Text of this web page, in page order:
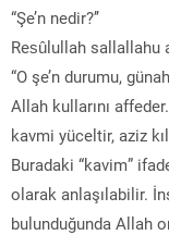
“Şe’n nedir?’’
Resûlullah sallallahu
“O şe’n durumu,
Allah kullarını affeder.
kavmi yüceltir, aziz
Buradaki “kavim”
olarak anlaşılabilir.
bulunduğunda Allah